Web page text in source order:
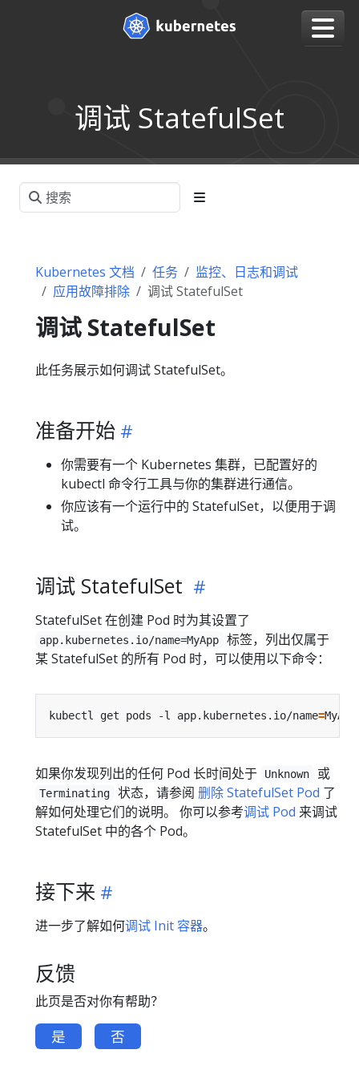
调试 StatefulSet
Kubernetes 文档 任务
监控、日志和调试
应用故障排除
调试 StatefulSet
调试 StatefulSet
此任务展示如何调试 StatefulSet。
准备开始
你需要有一个 Kubernetes 集群，已配置好的
kubectl 命令行工具与你的集群进行通信。
你应该有一个运行中的 StatefulSet，以便用于调
试。
调试 StatefulSet
StatefulSet 在创建 Pod 时为其设置了
app.kubernetes.io/name=MyApp
标签，列出仅属于
某 StatefulSet 的所有 Pod 时，可以使用以下命令：
kubectl get pods -l app.kubernetes.io/name=
如果你发现列出的任何 Pod 长时间处于 Unknown 或
Terminating 状态，请参阅 删除 StatefulSet Pod 了
解如何处理它们的说明。 你可以参考调试 Pod 来调试
StatefulSet 中的各个 Pod。
接下来
进一步了解如何调试 Init 容器。
反馈
此页是否对你有帮助？
是 否